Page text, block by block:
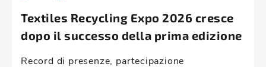
Textiles Recycling Expo 2026 cresce
dopo il successo della prima edizione
Record di presenze, partecipazione